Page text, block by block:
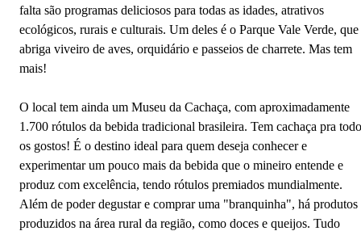
falta são programas deliciosos para todas as idades, atrativos
ecológicos, rurais e culturais. Um deles é o Parque Vale Verde, que
abriga viveiro de aves, orquidário e passeios de charrete. Mas tem
mais!
O local tem ainda um Museu da Cachaça, com aproximadamente
1.700 rótulos da bebida tradicional brasileira. Tem cachaça pra
os gostos! É o destino ideal para quem deseja conhecer e
experimentar um pouco mais da bebida que o mineiro entende e
produz com excelência, tendo rótulos premiados mundialmente.
Além de poder degustar e comprar uma "branquinha", há produtos
produzidos na área rural da região, como doces e queijos. Tudo